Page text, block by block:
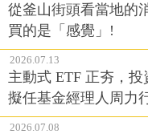
從釜山街頭看當地的
買的是「感覺」!
2026.07.13
主動式 ETF 正夯，
擬任基金經理人周力
2026.07.08